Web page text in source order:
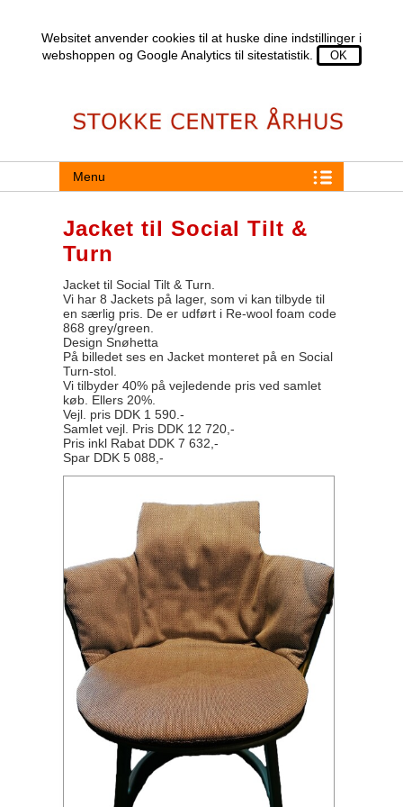
Websitet anvender cookies til at huske dine indstillinger i
webshoppen og Google Analytics til sitestatistik.
Menu
Jacket til Social Tilt &
Turn
Jacket til Social Tilt & Turn.
Vi har 8 Jackets på lager, som vi kan tilbyde til
en særlig pris. De er udført i Re-wool foam code
868 grey/green.
Design Snøhetta
På billedet ses en Jacket monteret på en Social
Turn-stol.
Vi tilbyder 40% på vejledende pris ved samlet
køb. Ellers 20%.
Vejl. pris DDK 1 590.-
Samlet vejl. Pris DDK 12 720,-
Pris inkl Rabat DDK 7 632,-
Spar DDK 5 088,-